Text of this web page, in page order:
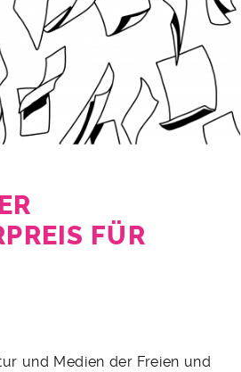
FÜR
und Medien der Freien und